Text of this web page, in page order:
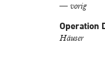
— vorig
Operation
Häuser